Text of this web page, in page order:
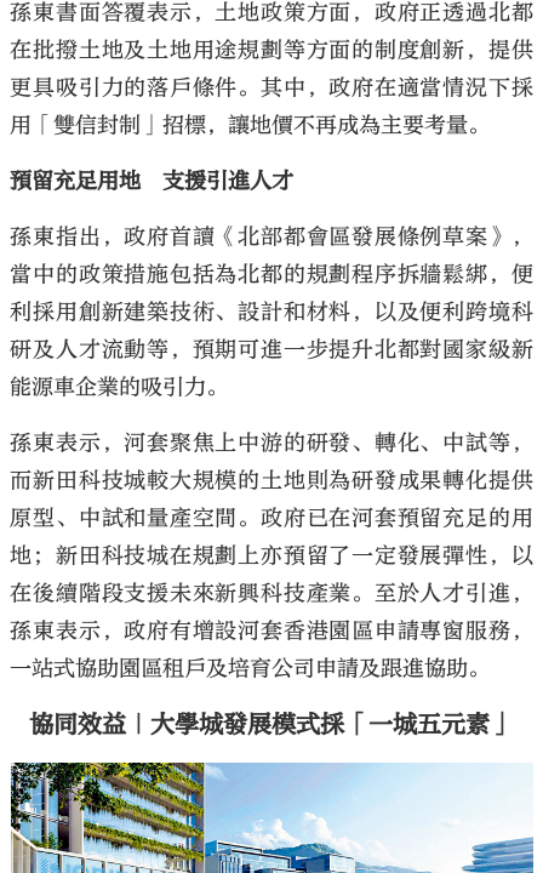
孫東書面答覆表示，土地政策方面，政府正透過北都
在批撥土地及土地用途規劃等方面的制度創新，提供
更具吸引力的落戶條件。其中，政府在適當情況下採
用「雙信封制」招標，讓地價不再成為主要考量。
預留充足用地 支援引進人才
孫東指出，政府首讀《北部都會區發展條例草案》，
當中的政策措施包括為北都的規劃程序拆牆鬆綁，便
利採用創新建築技術、設計和材料，以及便利跨境科
研及人才流動等，預期可進一步提升北都對國家級新
能源車企業的吸引力。
孫東表示，河套聚焦上中游的研發、轉化、中試等，
而新田科技城較大規模的土地則為研發成果轉化提供
原型、中試和量產空間。政府已在河套預留充足的用
地；新田科技城在規劃上亦預留了一定發展彈性，以
在後續階段支援未來新興科技產業。至於人才引進，
孫東表示，政府有增設河套香港園區申請專窗服務，
一站式協助園區租戶及培育公司申請及跟進協助。
協同效益｜大學城發展模式採「一城五元素」